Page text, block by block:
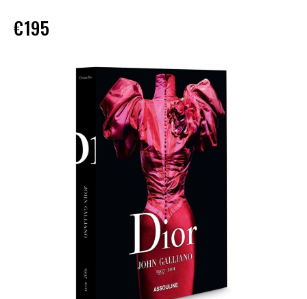
€195